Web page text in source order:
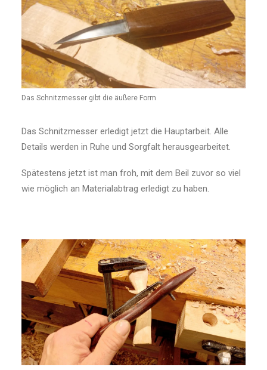
Das Schnitzmesser gibt die äußere Form
Das Schnitzmesser erledigt jetzt die Hauptarbeit. Alle
Details werden in Ruhe und Sorgfalt herausgearbeitet.
Spätestens jetzt ist man froh, mit dem Beil zuvor so viel
wie möglich an Materialabtrag erledigt zu haben.